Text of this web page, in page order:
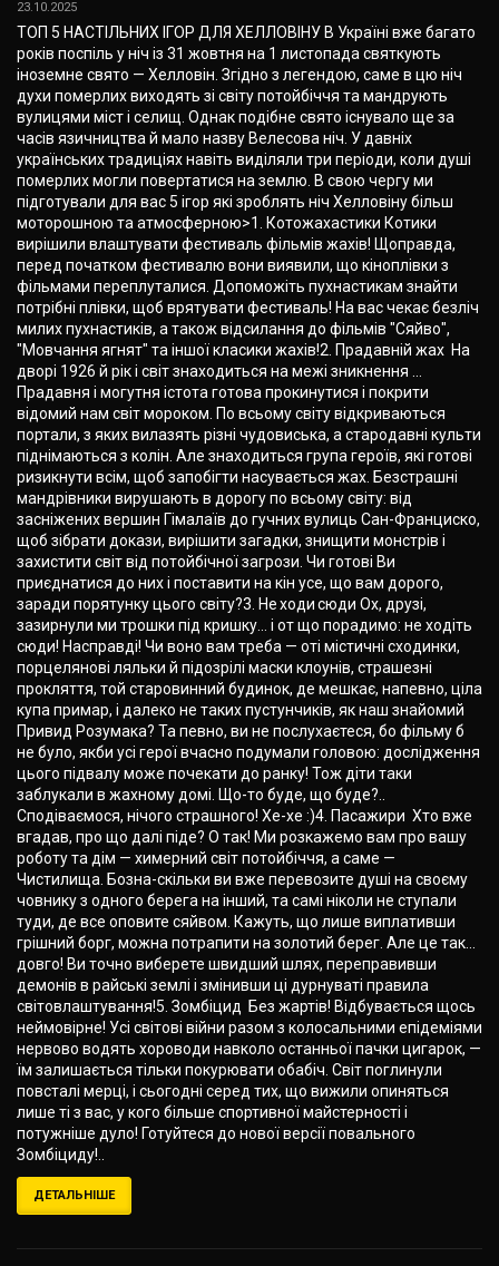
23.10.2025
ТОП 5 НАСТІЛЬНИХ ІГОР ДЛЯ ХЕЛЛОВІНУ В Україні вже багато
років поспіль у ніч із 31 жовтня на 1 листопада святкують
іноземне свято — Хелловін. Згідно з легендою, саме в цю ніч
духи померлих виходять зі світу потойбіччя та мандрують
вулицями міст і селищ. Однак подібне свято існувало ще за
часів язичництва й мало назву Велесова ніч. У давніх
українських традиціях навіть виділяли три періоди, коли душі
померлих могли повертатися на землю. В свою чергу ми
підготували для вас 5 ігор які зроблять ніч Хелловіну більш
моторошною та атмосферною>1. Котожахастики Котики
вирішили влаштувати фестиваль фільмів жахів! Щоправда,
перед початком фестивалю вони виявили, що кіноплівки з
фільмами переплуталися. Допоможіть пухнастикам знайти
потрібні плівки, щоб врятувати фестиваль! На вас чекає безліч
милих пухнастиків, а також відсилання до фільмів "Сяйво",
"Мовчання ягнят" та іншої класики жахів!2. Прадавній жах На
дворі 1926 й рік і світ знаходиться на межі зникнення ...
Прадавня і могутня істота готова прокинутися і покрити
відомий нам світ мороком. По всьому світу відкриваються
портали, з яких вилазять різні чудовиська, а стародавні культи
піднімаються з колін. Але знаходиться група героїв, які готові
ризикнути всім, щоб запобігти насувається жах. Безстрашні
мандрівники вирушають в дорогу по всьому світу: від
засніжених вершин Гімалаїв до гучних вулиць Сан-Франциско,
щоб зібрати докази, вирішити загадки, знищити монстрів і
захистити світ від потойбічної загрози. Чи готові Ви
приєднатися до них і поставити на кін усе, що вам дорого,
заради порятунку цього світу?3. Не ходи сюди Ох, друзі,
зазирнули ми трошки під кришку… і от що порадимо: не ходіть
сюди! Насправді! Чи воно вам треба — оті містичні сходинки,
порцелянові ляльки й підозрілі маски клоунів, страшезні
прокляття, той старовинний будинок, де мешкає, напевно, ціла
купа примар, і далеко не таких пустунчиків, як наш знайомий
Привид Розумака? Та певно, ви не послухаєтеся, бо фільму б
не було, якби усі герої вчасно подумали головою: дослідження
цього підвалу може почекати до ранку! Тож діти таки
заблукали в жахному домі. Що-то буде, що буде?..
Сподіваємося, нічого страшного! Хе-хе :)4. Пасажири Хто вже
вгадав, про що далі піде? О так! Ми розкажемо вам про вашу
роботу та дім — химерний світ потойбіччя, а саме —
Чистилища. Бозна-скільки ви вже перевозите душі на своєму
човнику з одного берега на інший, та самі ніколи не ступали
туди, де все оповите сяйвом. Кажуть, що лише виплативши
грішний борг, можна потрапити на золотий берег. Але це так…
довго! Ви точно виберете швидший шлях, переправивши
демонів в райські землі і змінивши ці дурнуваті правила
світовлаштування!5. Зомбіцид Без жартів! Відбувається щось
неймовірне! Усі світові війни разом з колосальними епідеміями
нервово водять хороводи навколо останньої пачки цигарок, —
їм залишається тільки покурювати обабіч. Світ поглинули
повсталі мерці, і сьогодні серед тих, що вижили опиняться
лише ті з вас, у кого більше спортивної майстерності і
потужніше дуло! Готуйтеся до нової версії повального
Зомбіциду!..
ДЕТАЛЬНІШЕ